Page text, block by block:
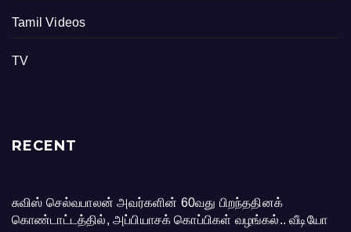
Tamil Videos
TV
RECENT
சுவிஸ் செல்வபாலன் அவர்களின் 60வது பிறந்ததினக்
கொண்டாட்டத்தில், அப்பியாசக் கொப்பிகள் வழங்கல்.. வீடியோ